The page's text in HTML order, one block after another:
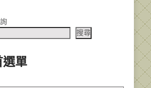
搜尋
選單